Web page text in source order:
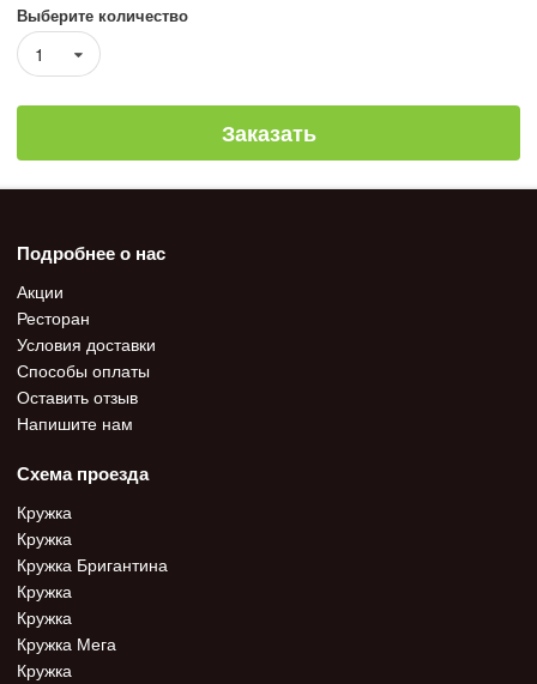
Выберите количество
1
Заказать
Подробнее о нас
Акции
Ресторан
Условия доставки
Способы оплаты
Оставить отзыв
Напишите нам
Схема проезда
Кружка
Кружка
Кружка Бригантина
Кружка
Кружка
Кружка Мега
Кружка